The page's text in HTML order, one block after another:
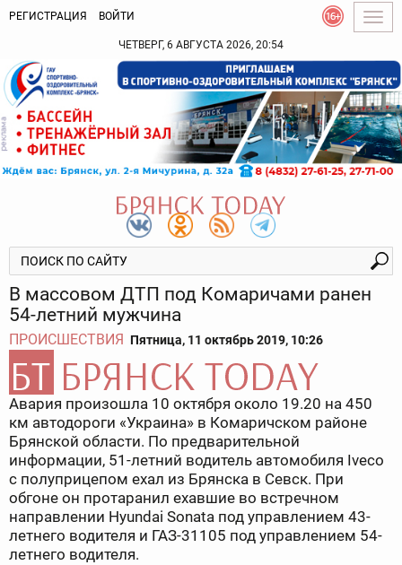
РЕГИСТРАЦИЯ ВОЙТИ
ЧЕТВЕРГ, 6 АВГУСТА 2026, 20:54
В массовом ДТП под Комаричами ранен
54-летний мужчина
ПРОИСШЕСТВИЯ Пятница, 11 октябрь 2019, 10:26
Авария произошла 10 октября около 19.20 на 450
км автодороги «Украина» в Комаричском районе
Брянской области. По предварительной
информации, 51-летний водитель автомобиля Iveco
с полуприцепом ехал из Брянска в Севск. При
обгоне он протаранил ехавшие во встречном
направлении Hyundai Sonata под управлением 43-
летнего водителя и ГАЗ-31105 под управлением 54-
летнего водителя.